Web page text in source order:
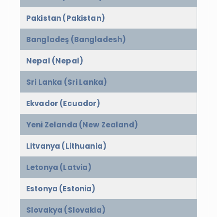
Pakistan (Pakistan)
Bangladeş (Bangladesh)
Nepal (Nepal)
Sri Lanka (Sri Lanka)
Ekvador (Ecuador)
Yeni Zelanda (New Zealand)
Litvanya (Lithuania)
Letonya (Latvia)
Estonya (Estonia)
Slovakya (Slovakia)